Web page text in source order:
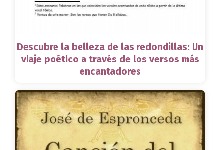
Descubre la belleza de las redondillas: Un
viaje poético a través de los versos más
encantadores